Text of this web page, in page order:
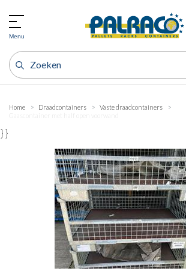
Menu
Home Draadcontainers
Vaste draadcontainers
} }